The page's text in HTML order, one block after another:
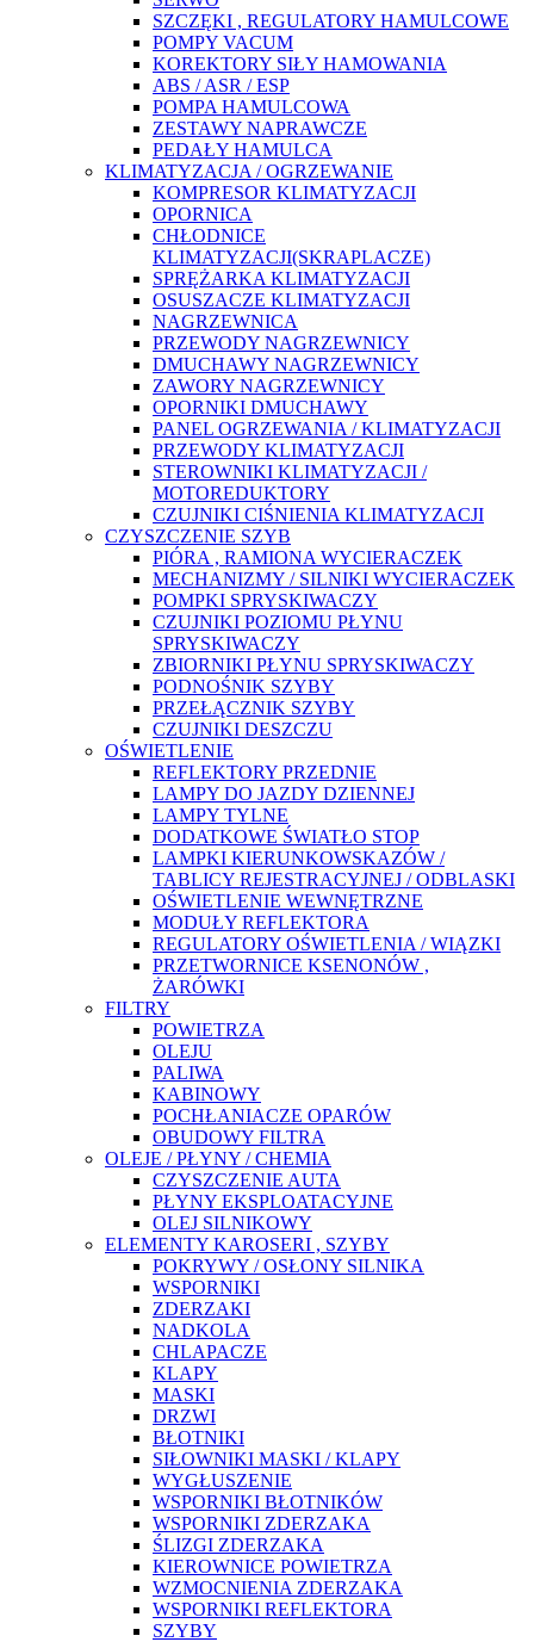
SZCZĘKI , REGULATORY HAMULCOWE
POMPY VACUM
KOREKTORY SIŁY HAMOWANIA
ABS / ASR / ESP
POMPA HAMULCOWA
ZESTAWY NAPRAWCZE
PEDAŁY HAMULCA
KLIMATYZACJA / OGRZEWANIE
KOMPRESOR KLIMATYZACJI
OPORNICA
CHŁODNICE
KLIMATYZACJI(SKRAPLACZE)
SPRĘŻARKA KLIMATYZACJI
OSUSZACZE KLIMATYZACJI
NAGRZEWNICA
PRZEWODY NAGRZEWNICY
DMUCHAWY NAGRZEWNICY
ZAWORY NAGRZEWNICY
OPORNIKI DMUCHAWY
PANEL OGRZEWANIA / KLIMATYZACJI
PRZEWODY KLIMATYZACJI
STEROWNIKI KLIMATYZACJI /
MOTOREDUKTORY
CZUJNIKI CIŚNIENIA KLIMATYZACJI
CZYSZCZENIE SZYB
PIÓRA , RAMIONA WYCIERACZEK
MECHANIZMY / SILNIKI WYCIERACZEK
POMPKI SPRYSKIWACZY
CZUJNIKI POZIOMU PŁYNU
SPRYSKIWACZY
ZBIORNIKI PŁYNU SPRYSKIWACZY
PODNOŚNIK SZYBY
PRZEŁĄCZNIK SZYBY
CZUJNIKI DESZCZU
OŚWIETLENIE
REFLEKTORY PRZEDNIE
LAMPY DO JAZDY DZIENNEJ
LAMPY TYLNE
DODATKOWE ŚWIATŁO STOP
LAMPKI KIERUNKOWSKAZÓW /
TABLICY REJESTRACYJNEJ / ODBLASKI
OŚWIETLENIE WEWNĘTRZNE
MODUŁY REFLEKTORA
REGULATORY OŚWIETLENIA / WIĄZKI
PRZETWORNICE KSENONÓW ,
ŻARÓWKI
FILTRY
POWIETRZA
OLEJU
PALIWA
KABINOWY
POCHŁANIACZE OPARÓW
OBUDOWY FILTRA
OLEJE / PŁYNY / CHEMIA
CZYSZCZENIE AUTA
PŁYNY EKSPLOATACYJNE
OLEJ SILNIKOWY
ELEMENTY KAROSERI , SZYBY
POKRYWY / OSŁONY SILNIKA
WSPORNIKI
ZDERZAKI
NADKOLA
CHLAPACZE
KLAPY
MASKI
DRZWI
BŁOTNIKI
SIŁOWNIKI MASKI / KLAPY
WYGŁUSZENIE
WSPORNIKI BŁOTNIKÓW
WSPORNIKI ZDERZAKA
ŚLIZGI ZDERZAKA
KIEROWNICE POWIETRZA
WZMOCNIENIA ZDERZAKA
WSPORNIKI REFLEKTORA
SZYBY